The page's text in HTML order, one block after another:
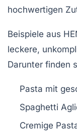
hochwertigen
Beispiele aus
leckere,
Darunter finden
Pasta mit
Spaghetti
Cremige